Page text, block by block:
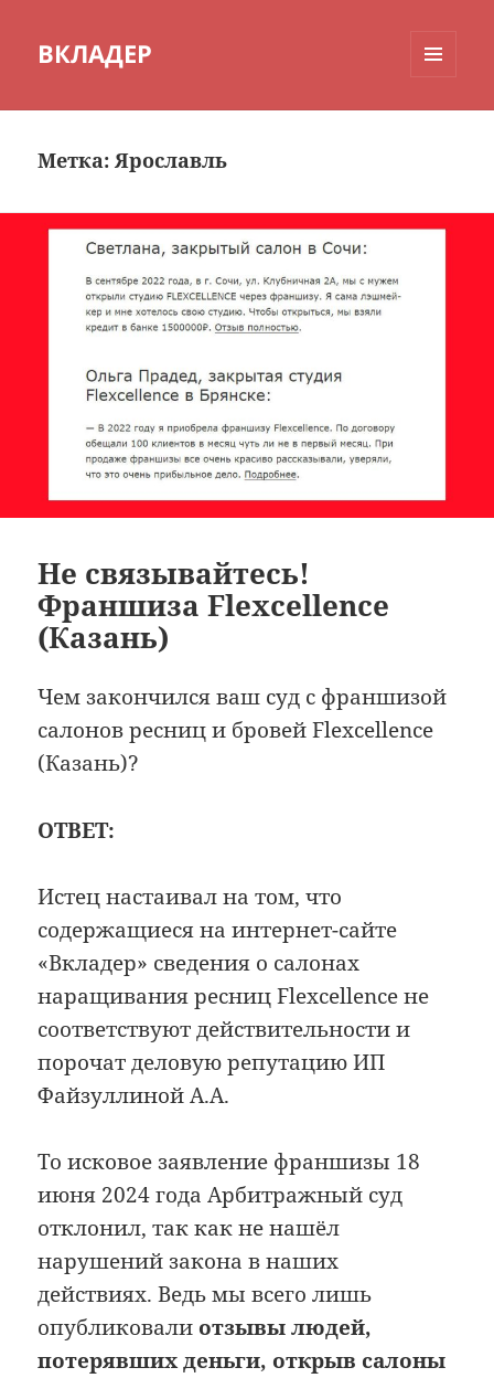
ВКЛАДЕР
Метка:Ярославль
Не связывайтесь!
Франшиза Flexcellence
(Казань)
Чем закончился ваш суд с франшизой
салонов ресниц и бровей Flexcellence
(Казань)?
ОТВЕТ:
Истец настаивал на том, что
содержащиеся на интернет-сайте
«Вкладер» сведения о салонах
наращивания ресниц Flexcellence не
соответствуют действительности и
порочат деловую репутацию ИП
Файзуллиной А.А.
То исковое заявление франшизы 18
июня 2024 года Арбитражный суд
отклонил, так как не нашёл
нарушений закона в наших
действиях. Ведь мы всего лишь
опубликовали отзывы людей,
потерявших деньги, открыв салоны